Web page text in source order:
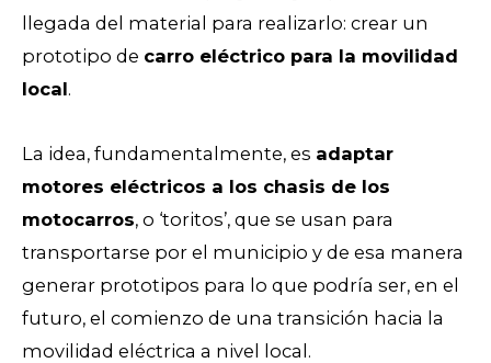
llegada del material para realizarlo: crear un
prototipo de carro eléctrico para la movilidad
local.
La idea, fundamentalmente, es adaptar
motores eléctricos a los chasis de los
motocarros, o ‘toritos’, que se usan para
transportarse por el municipio y de esa manera
generar prototipos para lo que podría ser, en el
futuro, el comienzo de una transición hacia la
movilidad eléctrica a nivel local.